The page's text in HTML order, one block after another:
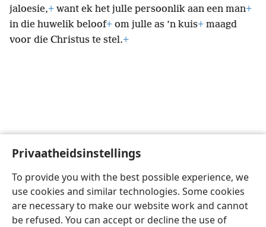
Privaatheidsinstellings
To provide you with the best possible experience, we
use cookies and similar technologies. Some cookies
are necessary to make our website work and cannot
be refused. You can accept or decline the use of
jaloesie,+ want ek het julle persoonlik aan een man+
in die huwelik beloof+ om julle as ’n kuis+ maagd
voor die Christus te stel.+
Afrikaans Voorkeure
Copyright© 2026 Watch Tower Bible and Tract Society of Pennsylvania
Privaatheidsbeleid
JW.ORG
Meld aan